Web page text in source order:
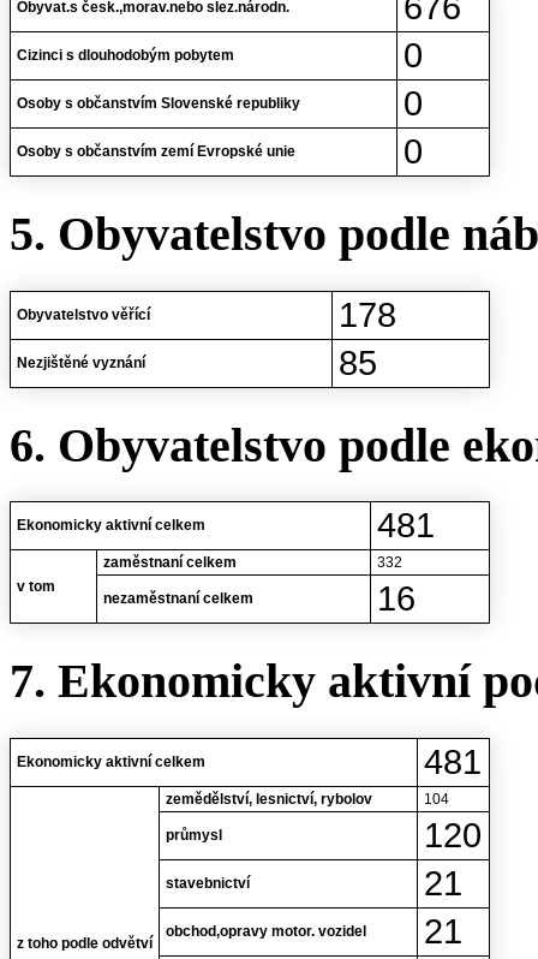
Obyvat.s česk.,morav.nebo slez.národn.
Cizinci s dlouhodobým pobytem 0
Osoby s občanstvím Slovenské republiky 0
Osoby s občanstvím zemí Evropské unie 0
5. Obyvatelstvo podle
Obyvatelstvo věřící 178
Nezjištěné vyznání 85
6. Obyvatelstvo podle
Ekonomicky aktivní celkem 481
v tom
zaměstnaní celkem 332
nezaměstnaní celkem 16
7. Ekonomicky aktivní
Ekonomicky aktivní celkem 481
z toho podle odvětví
zemědělství, lesnictví, rybolov 104
průmysl 120
stavebnictví 21
obchod,opravy motor. vozidel 21